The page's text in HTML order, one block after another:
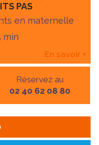
PAS
en maternelle
min
En savoir +
Réservez au
02 40 62 08 80